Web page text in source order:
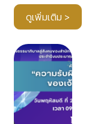
ดูเพิ่มเติม >